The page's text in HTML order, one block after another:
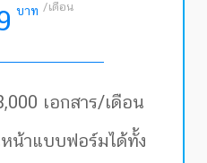
บาท /เดือน
เอกสาร/เดือน
หน้าแบบฟอร์มได้ทั้ง